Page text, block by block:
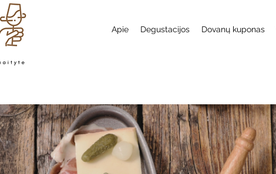
Apie Degustacijos Dovanų kuponas